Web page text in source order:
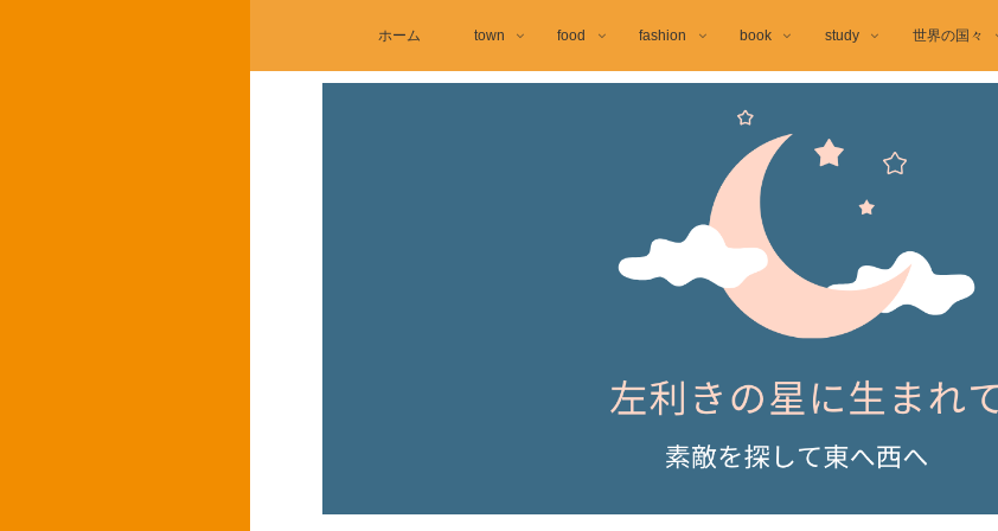
ホーム town food fashion book study 世界の国々